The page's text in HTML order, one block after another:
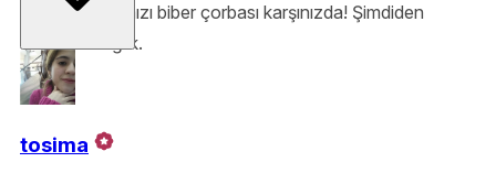
közlenmiş kırmızı biber çorbası karşınızda! Şimdiden
ellerinize sağlık.
tosima